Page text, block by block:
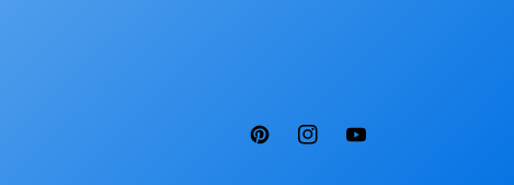
PinterestInstagramYouTube